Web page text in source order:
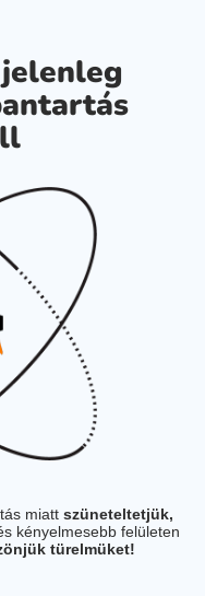
miatt szüneteltetjük,
kényelmesebb felületen
türelmüket!